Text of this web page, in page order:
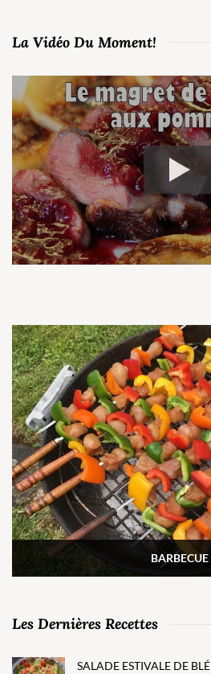
La Vidéo Du Moment!
BARBECUE
Les Dernières Recettes
SALADE ESTIVALE DE BLÉ